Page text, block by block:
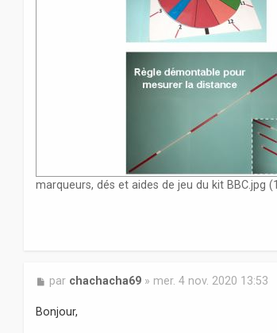
marqueurs, dés et aides de jeu du kit BBC.jpg
M
s
s
par chachacha69» mer. 4 nov. 2020 13:53
Bonjour,